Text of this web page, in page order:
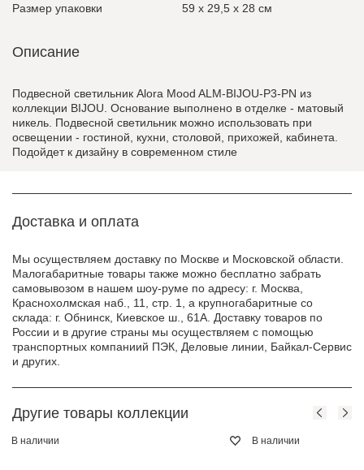
Размер упаковки
59 x 29,5 x 28 см
Описание
Подвесной светильник Alora Mood ALM-BIJOU-P3-PN из
коллекции BIJOU. Основание выполнено в отделке - матовый
никель. Подвесной светильник можно использовать при
освещении - гостиной, кухни, столовой, прихожей, кабинета.
Подойдет к дизайну в современном стиле
Доставка и оплата
Мы осуществляем доставку по Москве и Московской области.
Малогабаритные товары также можно бесплатно забрать
самовывозом в нашем шоу-руме по адресу: г. Москва,
Краснохолмская наб., 11, стр. 1, а крупногабаритные со
склада: г. Обнинск, Киевское ш., 61А. Доставку товаров по
России и в другие страны мы осуществляем с помощью
транспортных компаниий ПЭК, Деловые линии, Байкал-Сервис
и других.
Другие товары коллекции
В наличии В наличии